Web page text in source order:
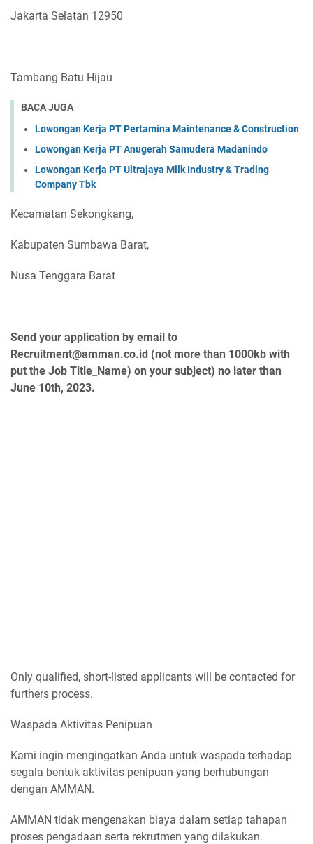
Jakarta Selatan 12950
Tambang Batu Hijau
BACA JUGA
Lowongan Kerja PT Pertamina Maintenance & Construction
Lowongan Kerja PT Anugerah Samudera Madanindo
Lowongan Kerja PT Ultrajaya Milk Industry & Trading
Company Tbk
Kecamatan Sekongkang,
Kabupaten Sumbawa Barat,
Nusa Tenggara Barat
Send your application by email to
Recruitment@amman.co.id (not more than 1000kb with
put the Job Title_Name) on your subject) no later than
June 10th, 2023.
Only qualified, short-listed applicants will be contacted for
furthers process.
Waspada Aktivitas Penipuan
Kami ingin mengingatkan Anda untuk waspada terhadap
segala bentuk aktivitas penipuan yang berhubungan
dengan AMMAN.
AMMAN tidak mengenakan biaya dalam setiap tahapan
proses pengadaan serta rekrutmen yang dilakukan.